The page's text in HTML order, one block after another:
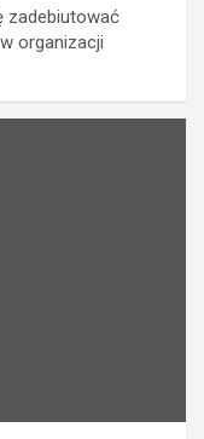
zadebiutować
organizacji